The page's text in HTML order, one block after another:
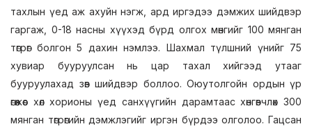
тахлын үед аж ахуйн нэгж, ард иргэдээ дэмжих шийдвэр
гаргаж, 0-18 насны хүүхэд бүрд олгох мөнгийг 100 мянган
төгрөг болгон 5 дахин нэмлээ. Шахмал түлшний үнийг 75
хувиар бууруулсан нь цар тахал хийгээд утааг
бууруулахад зөв шийдвэр боллоо. Оюутолгойн ордын үр
өгөөжөөс хөл хорионы үед санхүүгийн дарамтаас хөнгөвчлөх 300
мянган төгрөгийн дэмжлэгийг иргэн бүрдээ олголоо. Гацсан